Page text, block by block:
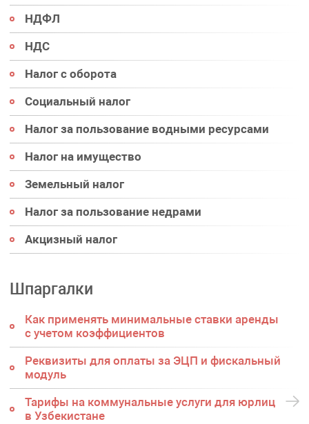
НДФЛ
НДС
Налог с оборота
Социальный налог
Налог за пользование водными ресурсами
Налог на имущество
Земельный налог
Налог за пользование недрами
Акцизный налог
Шпаргалки
Как применять минимальные ставки аренды
с учетом коэффициентов
Реквизиты для оплаты за ЭЦП и фискальный
модуль
Тарифы на коммунальные услуги для юрлиц
в Узбекистане